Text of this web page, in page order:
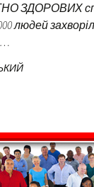
людей